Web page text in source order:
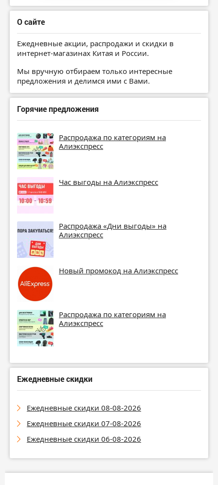
О сайте
Ежедневные акции, распродажи и скидки в
интернет-магазинах Китая и России.
Мы вручную отбираем только интересные
предложения и делимся ими с Вами.
Горячие предложения
Распродажа по категориям на
Алиэкспресс
Час выгоды на Алиэкспресс
Распродажа «Дни выгоды» на
Алиэкспресс
Новый промокод на Алиэкспресс
Распродажа по категориям на
Алиэкспресс
Ежедневные скидки
Ежедневные скидки 08-08-2026
Ежедневные скидки 07-08-2026
Ежедневные скидки 06-08-2026